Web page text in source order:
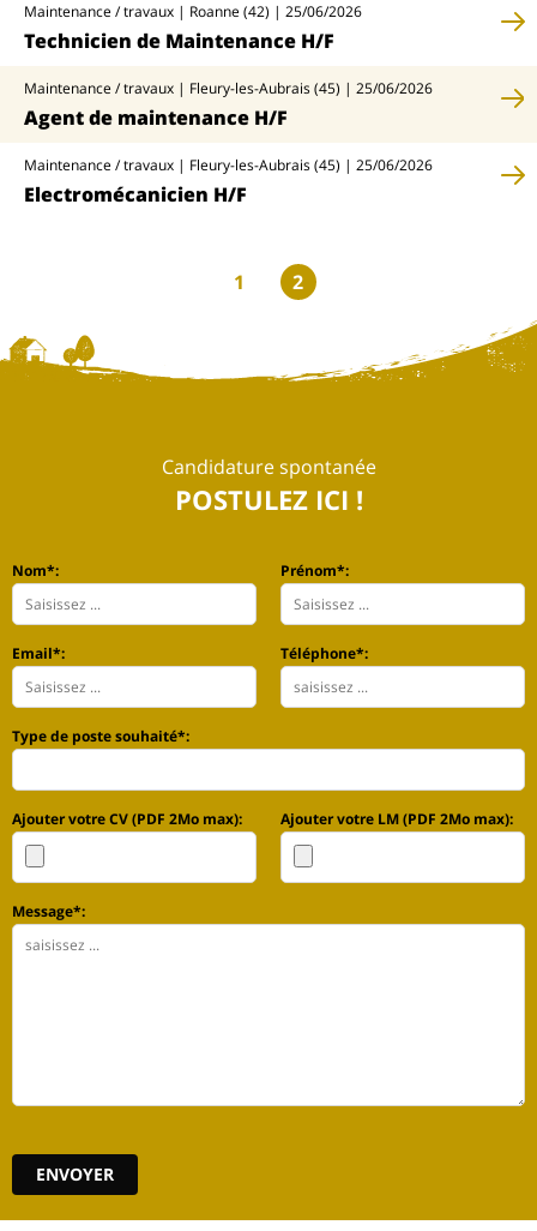
Maintenance / travaux | Roanne (42) | 25/06/2026
Technicien de Maintenance H/F
Maintenance / travaux | Fleury-les-Aubrais (45) | 25/06/2026
Agent de maintenance H/F
Maintenance / travaux | Fleury-les-Aubrais (45) | 25/06/2026
Electromécanicien H/F
1 2
Candidature spontanée
POSTULEZ ICI !
Nom*: Prénom*:
Email*: Téléphone*:
Type de poste souhaité*:
Ajouter votre CV (PDF 2Mo max): Ajouter votre LM (PDF 2Mo max):
Message*: